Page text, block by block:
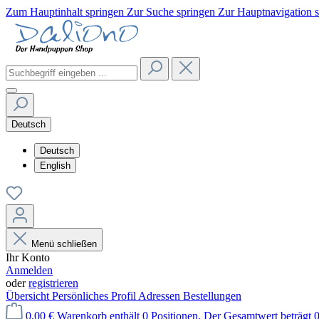
Zum Hauptinhalt springen Zur Suche springen Zur Hauptnavigation
Deutsch
Deutsch
English
Menü schließen
Ihr Konto
Anmelden
oderregistrieren
Übersicht Persönliches Profil Adressen Bestellungen
0,00 € Warenkorb enthält 0 Positionen. Der Gesamtwert beträgt